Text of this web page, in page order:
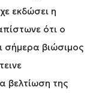
εκδώσει η
ότι ο
σήμερα βιώσιμος
βελτίωση της